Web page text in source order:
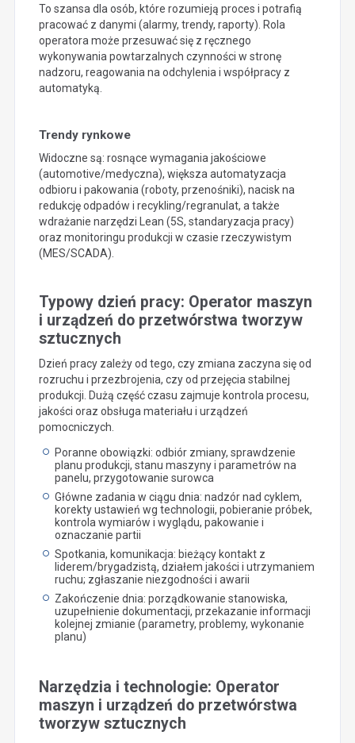
To szansa dla osób, które rozumieją proces i potrafią
pracować z danymi (alarmy, trendy, raporty). Rola
operatora może przesuwać się z ręcznego
wykonywania powtarzalnych czynności w stronę
nadzoru, reagowania na odchylenia i współpracy z
automatyką.
Trendy rynkowe
Widoczne są: rosnące wymagania jakościowe
(automotive/medyczna), większa automatyzacja
odbioru i pakowania (roboty, przenośniki), nacisk na
redukcję odpadów i recykling/regranulat, a także
wdrażanie narzędzi Lean (5S, standaryzacja pracy)
oraz monitoringu produkcji w czasie rzeczywistym
(MES/SCADA).
Typowy dzień pracy: Operator maszyn
i urządzeń do przetwórstwa tworzyw
sztucznych
Dzień pracy zależy od tego, czy zmiana zaczyna się od
rozruchu i przezbrojenia, czy od przejęcia stabilnej
produkcji. Dużą część czasu zajmuje kontrola procesu,
jakości oraz obsługa materiału i urządzeń
pomocniczych.
Poranne obowiązki: odbiór zmiany, sprawdzenie
planu produkcji, stanu maszyny i parametrów na
panelu, przygotowanie surowca
Główne zadania w ciągu dnia: nadzór nad cyklem,
korekty ustawień wg technologii, pobieranie próbek,
kontrola wymiarów i wyglądu, pakowanie i
oznaczanie partii
Spotkania, komunikacja: bieżący kontakt z
liderem/brygadzistą, działem jakości i utrzymaniem
ruchu; zgłaszanie niezgodności i awarii
Zakończenie dnia: porządkowanie stanowiska,
uzupełnienie dokumentacji, przekazanie informacji
kolejnej zmianie (parametry, problemy, wykonanie
planu)
Narzędzia i technologie: Operator
maszyn i urządzeń do przetwórstwa
tworzyw sztucznych